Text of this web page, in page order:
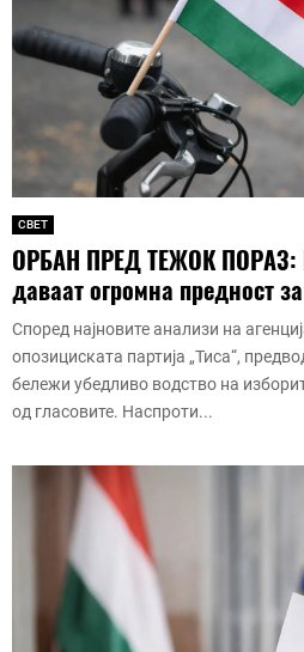
СВЕТ
ОРБАН ПРЕД ТЕЖОК ПОРАЗ:
даваат огромна предност
Според најновите анализи на
опозициската партија „Тиса“,
бележи убедливо водство на
од гласовите. Наспроти...